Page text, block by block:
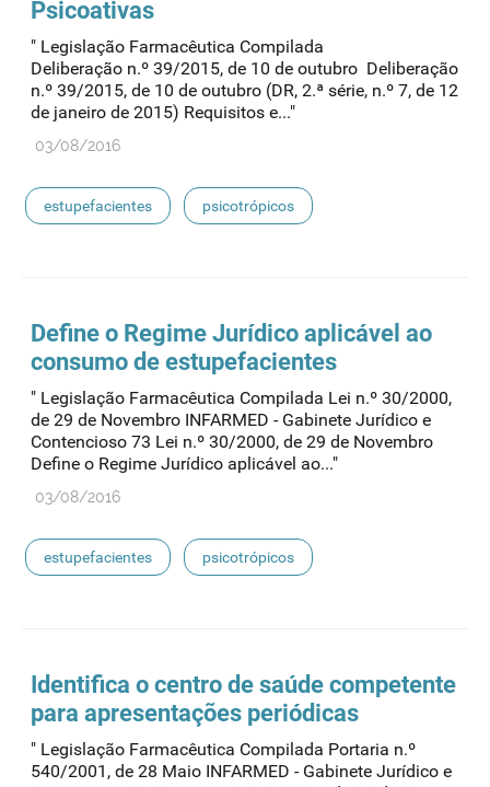
Psicoativas
" Legislação Farmacêutica Compilada
Deliberação n.º 39/2015, de 10 de outubro Deliberação
n.º 39/2015, de 10 de outubro (DR, 2.ª série, n.º 7, de 12
de janeiro de 2015) Requisitos e..."
03/08/2016
estupefacientes psicotrópicos
Define o Regime Jurídico aplicável ao
consumo de estupefacientes
" Legislação Farmacêutica Compilada Lei n.º 30/2000,
de 29 de Novembro INFARMED - Gabinete Jurídico e
Contencioso 73 Lei n.º 30/2000, de 29 de Novembro
Define o Regime Jurídico aplicável ao..."
03/08/2016
estupefacientes psicotrópicos
Identifica o centro de saúde competente
para apresentações periódicas
" Legislação Farmacêutica Compilada Portaria n.º
540/2001, de 28 Maio INFARMED - Gabinete Jurídico e